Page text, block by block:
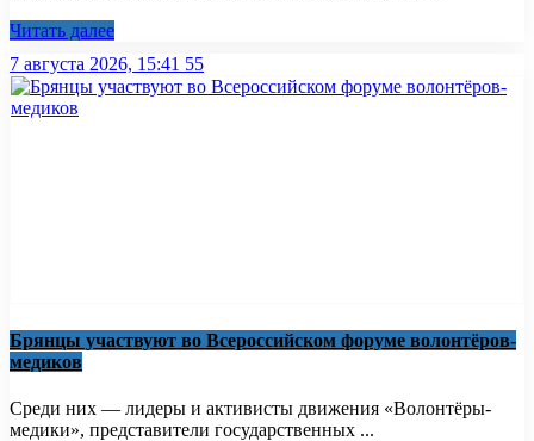
Читать далее
7 августа 2026, 15:41 55
Брянцы участвуют во Всероссийском форуме волонтёров-
медиков
Среди них — лидеры и активисты движения «Волонтёры-
медики», представители государственных ...